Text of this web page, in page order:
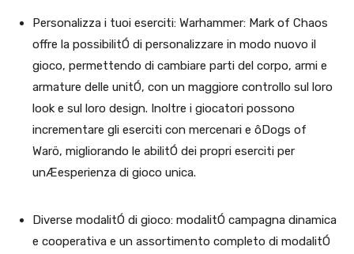
Personalizza i tuoi eserciti: Warhammer: Mark of Chaos
offre la possibilitÓ di personalizzare in modo nuovo il
gioco, permettendo di cambiare parti del corpo, armi e
armature delle unitÓ, con un maggiore controllo sul loro
look e sul loro design. Inoltre i giocatori possono
incrementare gli eserciti con mercenari e ô Dogs of
Warö, migliorando le abilitÓ dei propri eserciti per
unÆesperienza di gioco unica.
Diverse modalitÓ di gioco: modalitÓ campagna dinamica
e cooperativa e un assortimento completo di modalitÓ